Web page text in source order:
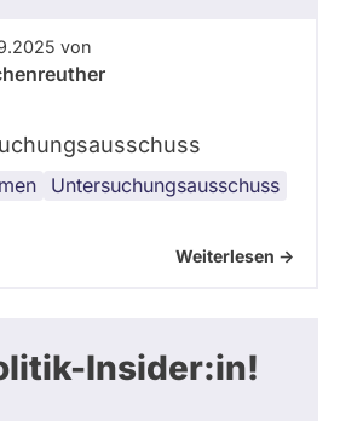
von
Untersuchungsausschuss
Weiterlesen ->
Insider:in!